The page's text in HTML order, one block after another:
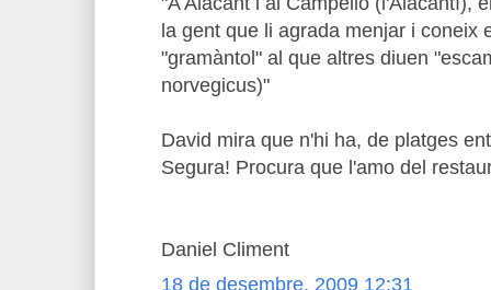
la gent que li agrada menjar i coneix
"gramàntol" al que altres diuen
norvegicus)"
David mira que n'hi ha, de platges
Segura! Procura que l'amo del
Daniel Climent
18 de desembre, 2009 12:31